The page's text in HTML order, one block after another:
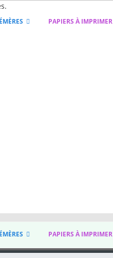
PAPIERS À IMPRIMER
PAPIERS À IMPRIMER